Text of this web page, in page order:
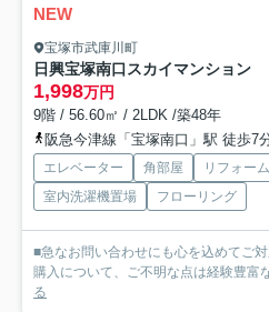
NEW
宝塚市武庫川町
日興宝塚南口スカイマンション
1,998万円
9階 / 56.60㎡ / 2LDK /築48年
阪急今津線「宝塚南口」駅 徒歩7
エレベーター 角部屋 リフォー
室内洗濯機置場
フローリング
■急なお問い合わせにも心を込めてご
購入について、ご不明な点は経験豊富
る